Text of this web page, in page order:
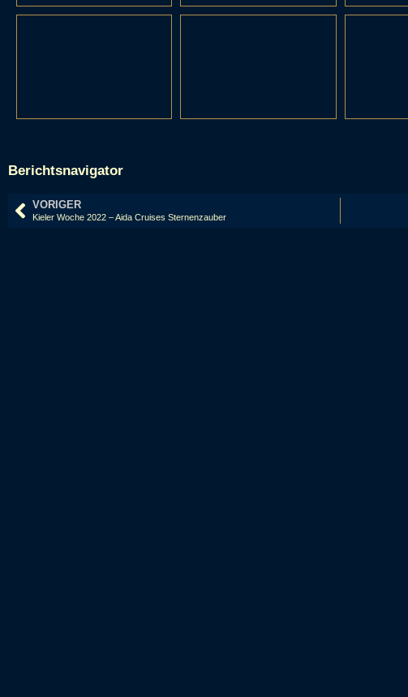
Berichtsnavigator
VORIGER
Kieler Woche 2022 – Aida Cruises Sternenzauber